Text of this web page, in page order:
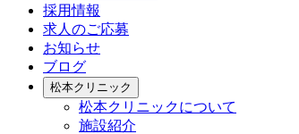
採用情報
求人のご応募
お知らせ
ブログ
松本クリニック
松本クリニックについて
施設紹介